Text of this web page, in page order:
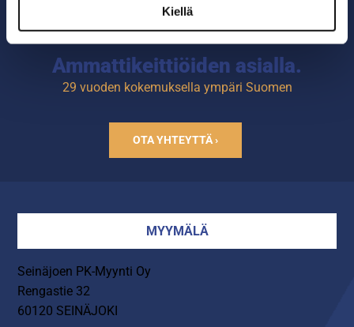
Kiellä
Ammattikeittiöiden asialla.
29 vuoden kokemuksella ympäri Suomen
OTA YHTEYTTÄ ›
MYYMÄLÄ
Seinäjoen PK-Myynti Oy
Rengastie 32
60120 SEINÄJOKI